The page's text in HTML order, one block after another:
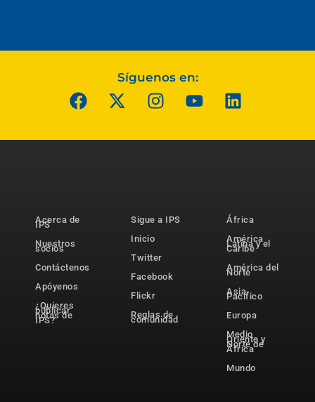
Síguenos en:
Acerca de
IPS
Nuestros
socios
Contáctenos
Apóyenos
¿Quieres
publicar
notas de
IPS?
Sigue a IPS
Inicio
Twitter
Facebook
Flickr
Reglas de
comunidad
África
América
Latina y el
Caribe
América del
Norte
Asia-
Pacífico
Europa
Medio
Oriente y
Norte de
África
Mundo